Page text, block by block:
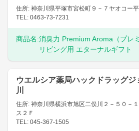
住所: 神奈川県平塚市宮松町９－７ヤオコー
TEL: 0463-73-7231
商品名:消臭力 Premium Aroma（プレ
リビング用 エターナルギフト
ウエルシア薬局ハックドラッグ
川
住所: 神奈川県横浜市旭区二俣川２－５０－
ス２Ｆ
TEL: 045-367-1505